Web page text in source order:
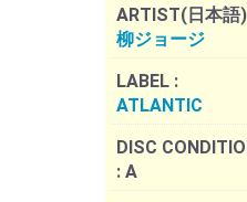
ARTIST(日本語
柳ジョージ
LABEL :
ATLANTIC
DISC
: A